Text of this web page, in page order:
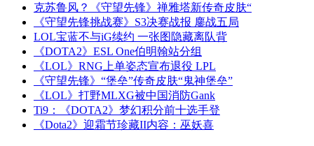
克苏鲁风？《守望先锋》禅雅塔新传奇皮肤“
《守望先锋挑战赛》S3决赛战报 鏖战五局
LOL宝蓝不与iG续约 一张图隐藏离队背
《DOTA2》ESL One伯明翰站分组
《LOL》RNG上单姿态宣布退役 LPL
《守望先锋》“堡垒”传奇皮肤“鬼神堡垒”
《LOL》打野MLXG被中国消防Gank
Ti9：《DOTA2》梦幻积分前十选手登
《Dota2》迎霜节珍藏II内容：巫妖喜